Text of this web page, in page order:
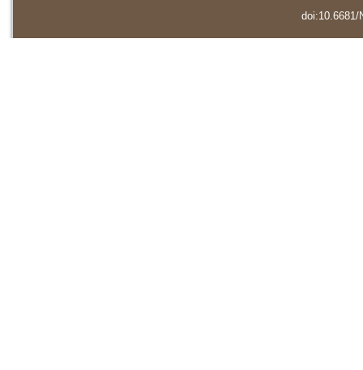
doi:10.6681/